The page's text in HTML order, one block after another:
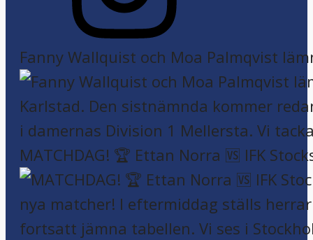
Fanny Wallquist och Moa Palmqvist
MATCHDAG! 🏆 Ettan Norra 🆚 IFK